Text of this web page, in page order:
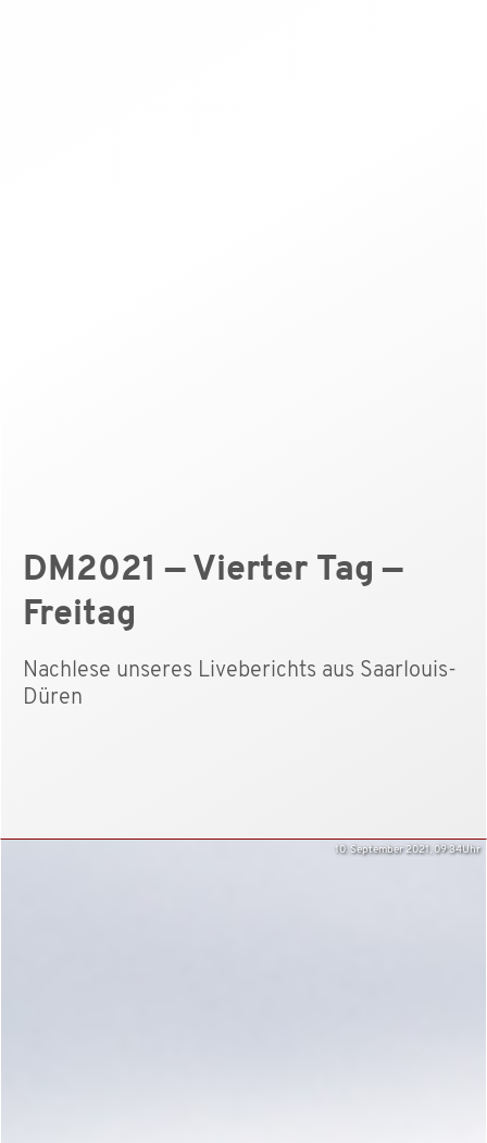
DM2021 — Vierter Tag —
Freitag
Nachlese unseres Liveberichts aus Saarlouis-
Düren
10. September 2021, 09:34Uhr